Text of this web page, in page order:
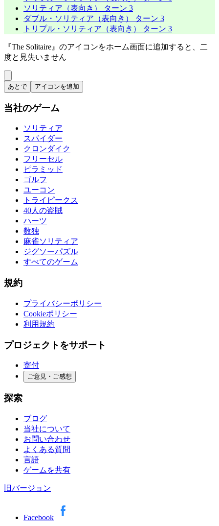
ソリティア（表向き） ターン 3
ダブル・ソリティア（表向き） ターン 3
トリプル・ソリティア（表向き） ターン 3
『The Solitaire』のアイコンをホーム画面に追加すると、二
度と見失いません
あとで アイコンを追加
当社のゲーム
ソリティア
スパイダー
クロンダイク
フリーセル
ピラミッド
ゴルフ
ユーコン
トライピークス
40人の盗賊
ハーツ
数独
麻雀ソリティア
ジグソーパズル
すべてのゲーム
規約
プライバシーポリシー
Cookieポリシー
利用規約
プロジェクトをサポート
寄付
ご意見・ご感想
探索
ブログ
当社について
お問い合わせ
よくある質問
言語
ゲームを共有
旧バージョン
Facebook